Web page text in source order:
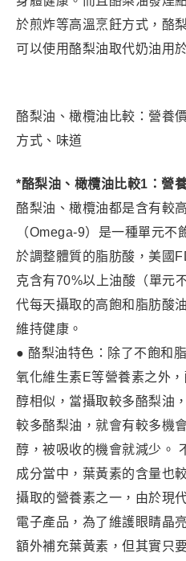
於煎炸等高溫烹飪方式，酪
可以使用酪梨油取代奶油用
酪梨油、橄欖油比較：營養
方式、味道
*酪梨油、橄欖油比較1：營
酪梨油、橄欖油都是含有較
（Omega-9）是一種單元不
於調整體質的脂肪酸，美國
克含有70%以上油酸（單元
代每天攝取的高飽和脂肪酸
維持健康。
● 酪梨油特色：除了不飽和
氧化維生素E等營養素之外
醇相似，當攝取較多酪梨油
較多酪梨油，就會有較多機
醇，被吸收的機會就減少。
成分當中，葉黃素的含量也
攝取的營養素之一，由於現
電子產品，為了維護眼睛晶
額外補充葉黃素，但其實只